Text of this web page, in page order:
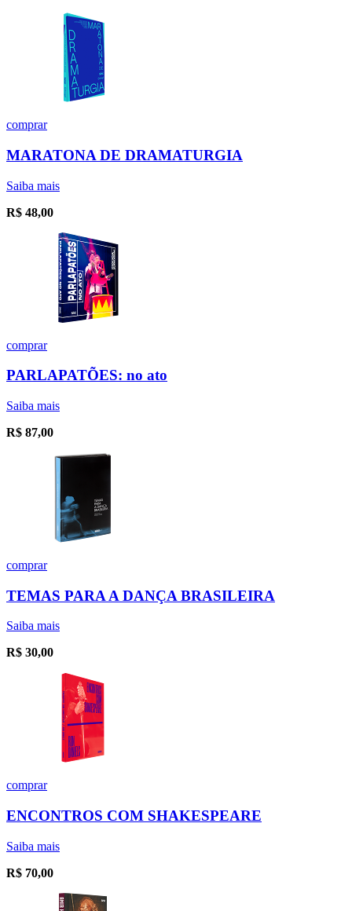
comprar
MARATONA DE DRAMATURGIA
Saiba mais
R$ 48,00
comprar
PARLAPATÕES: no ato
Saiba mais
R$ 87,00
comprar
TEMAS PARA A DANÇA BRASILEIRA
Saiba mais
R$ 30,00
comprar
ENCONTROS COM SHAKESPEARE
Saiba mais
R$ 70,00